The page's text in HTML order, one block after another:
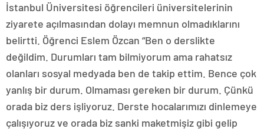
İstanbul Üniversitesi öğrencileri üniversitelerinin
ziyarete açılmasından dolayı memnun olmadıklarını
belirtti. Öğrenci Eslem Özcan “Ben o derslikte
değildim. Durumları tam bilmiyorum ama rahatsız
olanları sosyal medyada ben de takip ettim. Bence çok
yanlış bir durum. Olmaması gereken bir durum. Çünkü
orada biz ders işliyoruz. Derste hocalarımızı dinlemeye
çalışıyoruz ve orada biz sanki maketmişiz gibi gelip